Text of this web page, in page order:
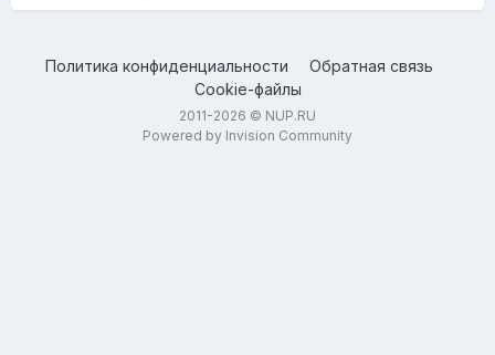
Политика конфиденциальности
Обратная связь
Cookie-файлы
2011-2026 © NUP.RU
Powered by Invision Community